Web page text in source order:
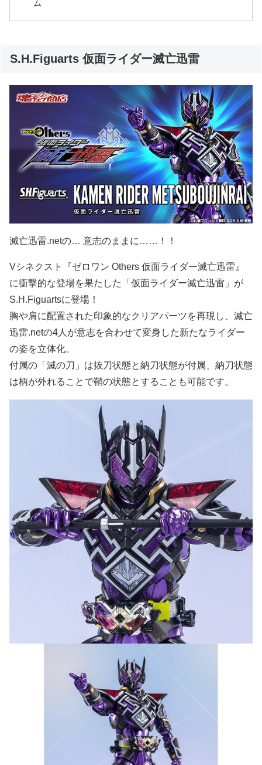
ム
S.H.Figuarts 仮面ライダー滅亡迅雷
滅亡迅雷.netの… 意志のままに……！！
Vシネクスト『ゼロワン Others 仮面ライダー滅亡迅雷』
に衝撃的な登場を果たした「仮面ライダー滅亡迅雷」が
S.H.Figuartsに登場！
胸や肩に配置された印象的なクリアパーツを再現し、滅亡
迅雷.netの4人が意志を合わせて変身した新たなライダー
の姿を立体化。
付属の「滅の刀」は抜刀状態と納刀状態が付属、納刀状態
は柄が外れることで鞘の状態とすることも可能です。